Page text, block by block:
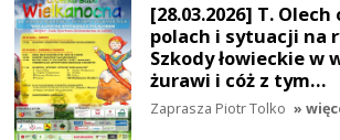
[28.03.2026] T.
polach i sytuacji na
Szkody łowieckie w
żurawi i cóż z tym…
Zaprasza Piotr Tolko »